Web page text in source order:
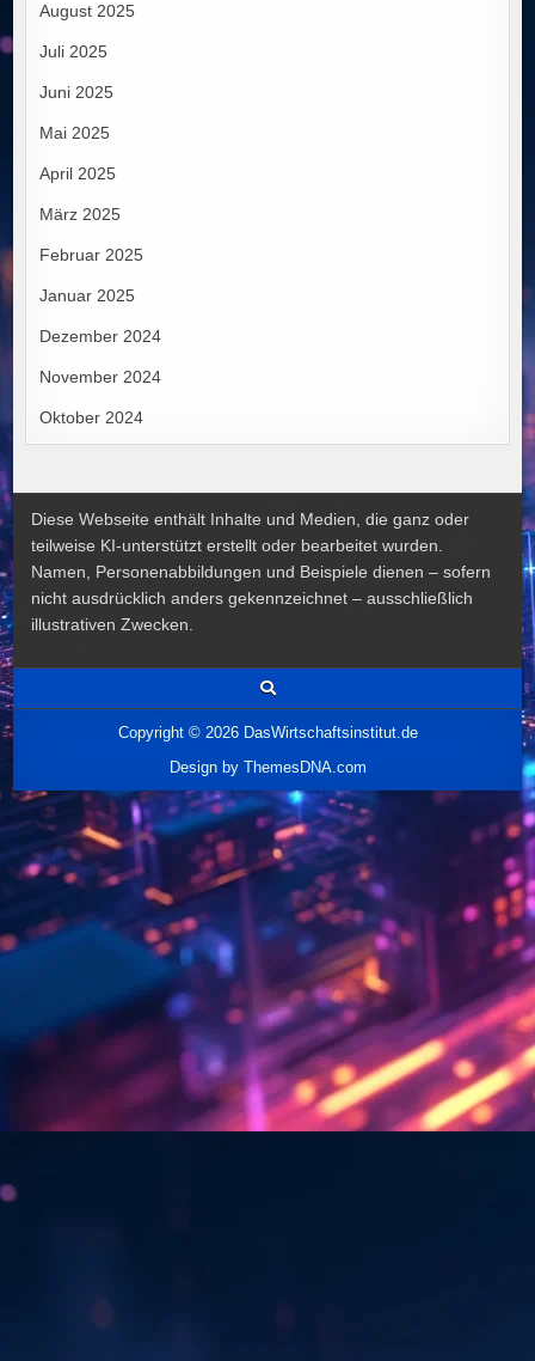
August 2025
Juli 2025
Juni 2025
Mai 2025
April 2025
März 2025
Februar 2025
Januar 2025
Dezember 2024
November 2024
Oktober 2024
Diese Webseite enthält Inhalte und Medien, die ganz oder
teilweise KI-unterstützt erstellt oder bearbeitet wurden.
Namen, Personenabbildungen und Beispiele dienen – sofern
nicht ausdrücklich anders gekennzeichnet – ausschließlich
illustrativen Zwecken.
Copyright © 2026 DasWirtschaftsinstitut.de
Design by ThemesDNA.com